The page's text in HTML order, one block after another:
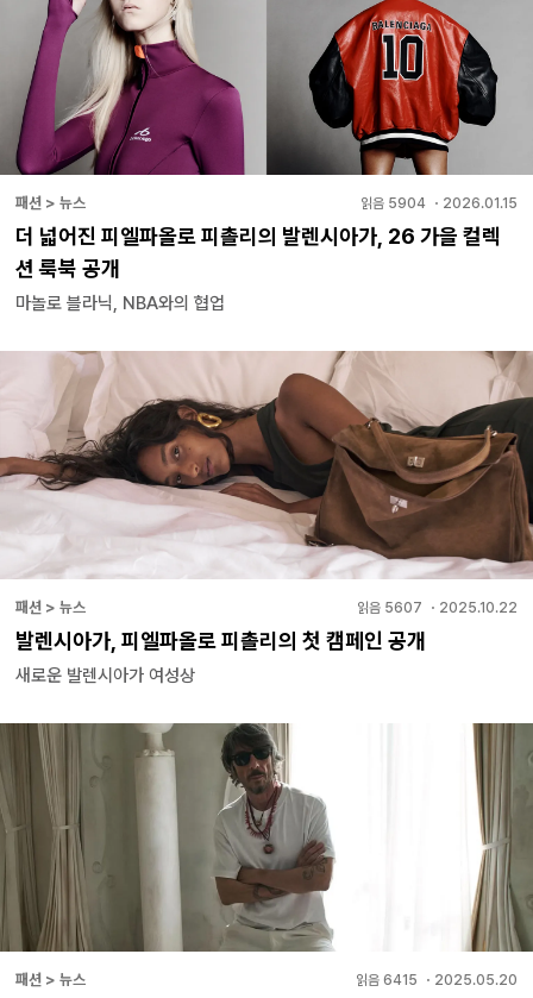
패션 > 뉴스 읽음 5904 ・ 2026.01.15
더 넓어진 피엘파올로 피촐리의 발렌시아가, 26 가을 컬렉
션 룩북 공개
마놀로 블라닉, NBA와의 협업
패션 > 뉴스 읽음 5607 ・ 2025.10.22
발렌시아가, 피엘파올로 피촐리의 첫 캠페인 공개
새로운 발렌시아가 여성상
패션 > 뉴스 읽음 6415 ・ 2025.05.20